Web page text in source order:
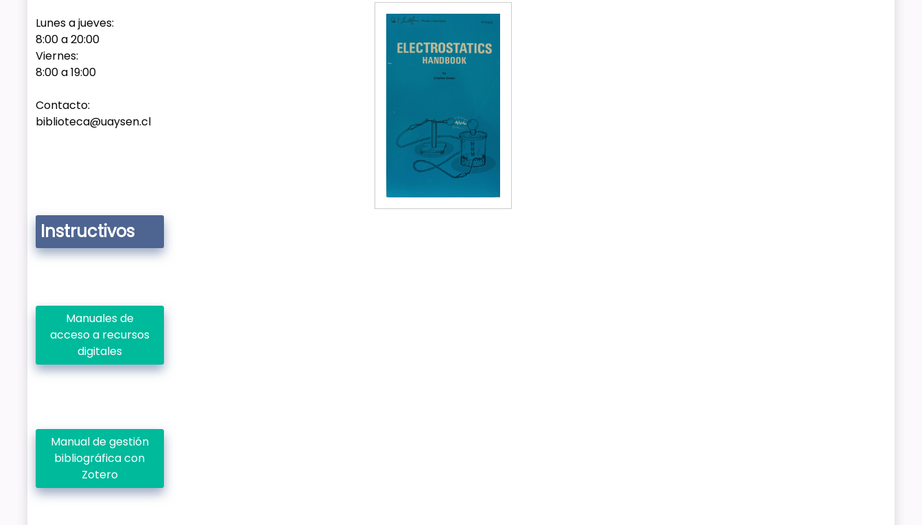
Lunes a jueves:
8:00 a 20:00
Viernes:
8:00 a 19:00
Contacto:
biblioteca@uaysen.cl
Instructivos
Manuales de
acceso a recursos
digitales
Manual de gestión
bibliográfica con
Zotero